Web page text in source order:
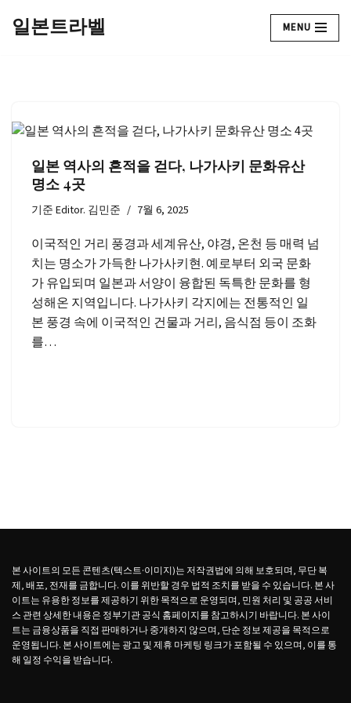
건
일본트라벨 MENU
일본 역사의 흔적을 걷다, 나가사키 문화유산
명소 4곳
기준Editor. 김민준 7월 6, 2025
이국적인 거리 풍경과 세계유산, 야경, 온천 등 매력 넘
치는 명소가 가득한 나가사키현. 예로부터 외국 문화
가 유입되며 일본과 서양이 융합된 독특한 문화를 형
성해온 지역입니다. 나가사키 각지에는 전통적인 일
본 풍경 속에 이국적인 건물과 거리, 음식점 등이 조화
를…
본 사이트의 모든 콘텐츠(텍스트·이미지)는 저작권법에 의해 보호되며, 무단 복
제, 배포, 전재를 금합니다. 이를 위반할 경우 법적 조치를 받을 수 있습니다. 본 사
이트는 유용한 정보를 제공하기 위한 목적으로 운영되며, 민원 처리 및 공공 서비
스 관련 상세한 내용은 정부기관 공식 홈페이지를 참고하시기 바랍니다. 본 사이
트는 금융상품을 직접 판매하거나 중개하지 않으며, 단순 정보 제공을 목적으로
운영됩니다. 본 사이트에는 광고 및 제휴 마케팅 링크가 포함될 수 있으며, 이를 통
해 일정 수익을 받습니다.